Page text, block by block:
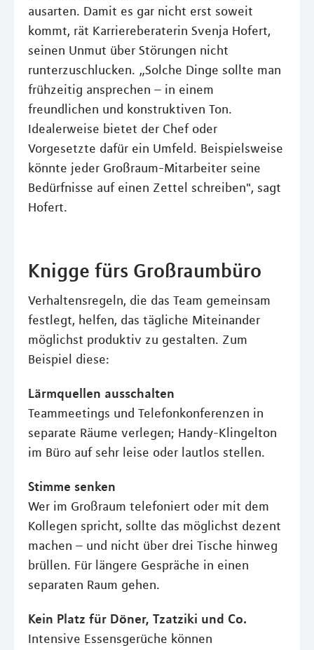
ausarten. Damit es gar nicht erst soweit
kommt, rät Karriereberaterin Svenja Hofert,
seinen Unmut über Störungen nicht
runterzuschlucken. „Solche Dinge sollte man
frühzeitig ansprechen – in einem
freundlichen und konstruktiven Ton.
Idealerweise bietet der Chef oder
Vorgesetzte dafür ein Umfeld. Beispielsweise
könnte jeder Großraum-Mitarbeiter seine
Bedürfnisse auf einen Zettel schreiben", sagt
Hofert.
Knigge fürs Großraumbüro
Verhaltensregeln, die das Team gemeinsam
festlegt, helfen, das tägliche Miteinander
möglichst produktiv zu gestalten. Zum
Beispiel diese:
Lärmquellen ausschalten
Teammeetings und Telefonkonferenzen in
separate Räume verlegen; Handy-Klingelton
im Büro auf sehr leise oder lautlos stellen.
Stimme senken
Wer im Großraum telefoniert oder mit dem
Kollegen spricht, sollte das möglichst dezent
machen – und nicht über drei Tische hinweg
brüllen. Für längere Gespräche in einen
separaten Raum gehen.
Kein Platz für Döner, Tzatziki und Co.
Intensive Essensgerüche können